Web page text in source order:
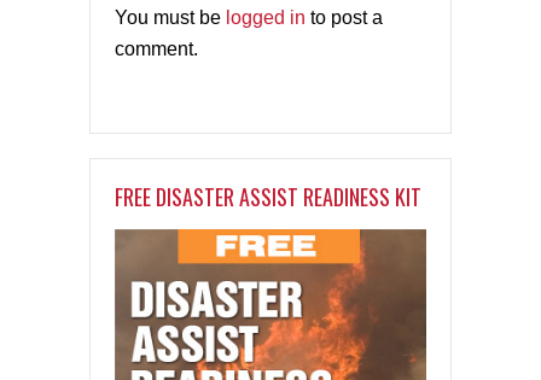
You must be logged in to post a
comment.
FREE DISASTER ASSIST READINESS KIT